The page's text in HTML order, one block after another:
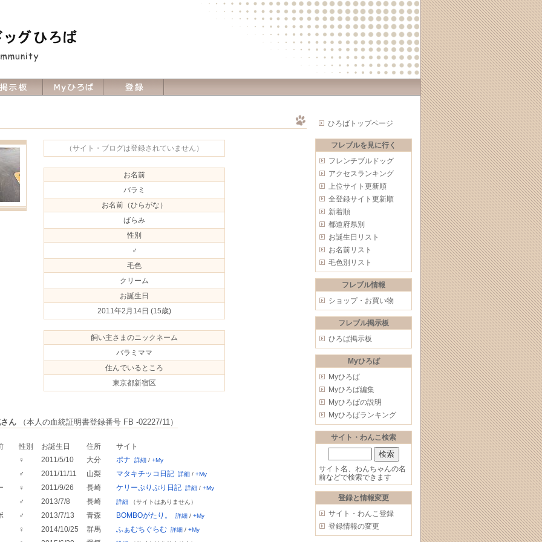
ひろばトップページ
フレブルを見に行く
フレンチブルドッグ
アクセスランキング
上位サイト更新順
全登録サイト更新順
新着順
都道府県別
お誕生日リスト
お名前リスト
毛色別リスト
フレブル情報
ショップ・お買い物
フレブル掲示板
ひろば掲示板
Myひろば
Myひろば
Myひろば編集
Myひろばの説明
Myひろばランキング
サイト・わんこ検索
サイト名、わんちゃんの名
前などで検索できます
登録と情報変更
サイト・わんこ登録
登録情報の変更
（サイト・ブログは登録されていません）
お名前
バラミ
お名前（ひらがな）
ばらみ
性別
♂
毛色
クリーム
お誕生日
2011年2月14日 (15歳)
飼い主さまのニックネーム
バラミママ
住んでいるところ
東京都新宿区
ん （本人の血統証明書登録番号 FB -02227/11）
性別 お誕生日 住所
サイト
♀
2011/5/10 大分 ポナ 詳細 / +My
♂ 2011/11/11 山梨 マタキチッコ日記 詳細 / +My
♀ 2011/9/26 長崎 ケリーぷりぷり日記 詳細 / +My
♂ 2013/7/8 長崎 詳細 （サイトはありません）
♂ 2013/7/13 青森 BOMBOがたり。 詳細 / +My
♀ 2014/10/25 群馬 ふぁむちぐらむ 詳細 / +My